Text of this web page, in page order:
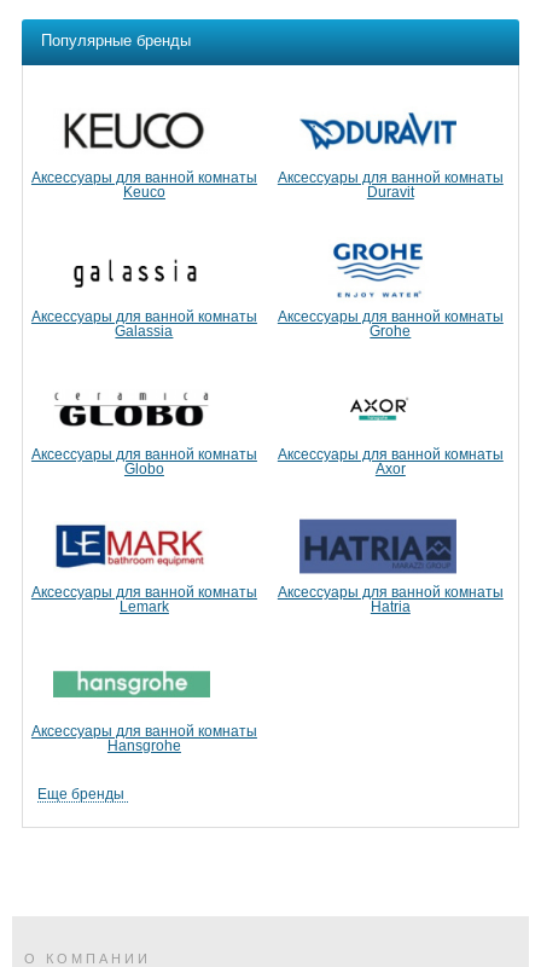
Популярные бренды
Аксессуары для ванной комнаты
Keuco
Аксессуары для ванной комнаты
Duravit
Аксессуары для ванной комнаты
Galassia
Аксессуары для ванной комнаты
Grohe
Аксессуары для ванной комнаты
Globo
Аксессуары для ванной комнаты
Axor
Аксессуары для ванной комнаты
Lemark
Аксессуары для ванной комнаты
Hatria
Аксессуары для ванной комнаты
Hansgrohe
Еще бренды
О КОМПАНИИ